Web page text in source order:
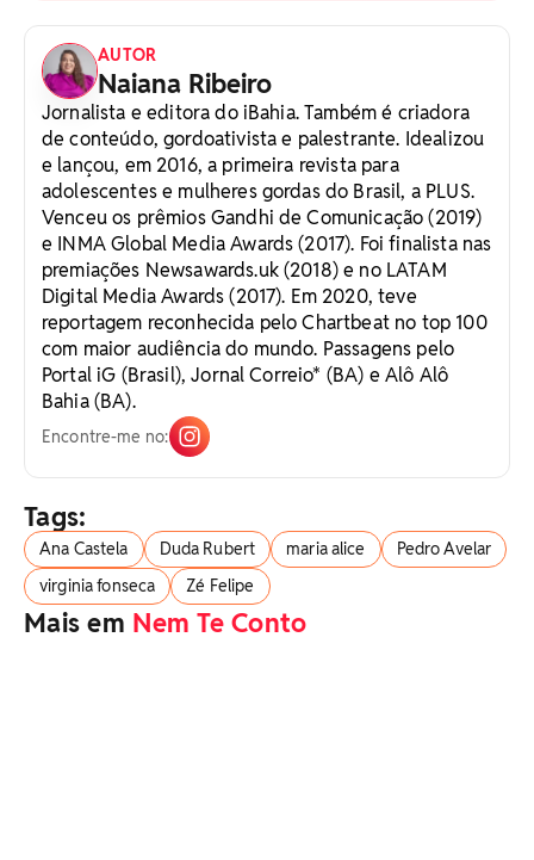
AUTOR
Naiana Ribeiro
Jornalista e editora do iBahia. Também é criadora
de conteúdo, gordoativista e palestrante. Idealizou
e lançou, em 2016, a primeira revista para
adolescentes e mulheres gordas do Brasil, a PLUS.
Venceu os prêmios Gandhi de Comunicação (2019)
e INMA Global Media Awards (2017). Foi finalista nas
premiações Newsawards.uk (2018) e no LATAM
Digital Media Awards (2017). Em 2020, teve
reportagem reconhecida pelo Chartbeat no top 100
com maior audiência do mundo. Passagens pelo
Portal iG (Brasil), Jornal Correio* (BA) e Alô Alô
Bahia (BA).
Encontre-me no:
Tags:
Ana Castela Duda Rubert maria alice
Pedro Avelar
virginia fonseca
Zé Felipe
Mais em Nem Te Conto